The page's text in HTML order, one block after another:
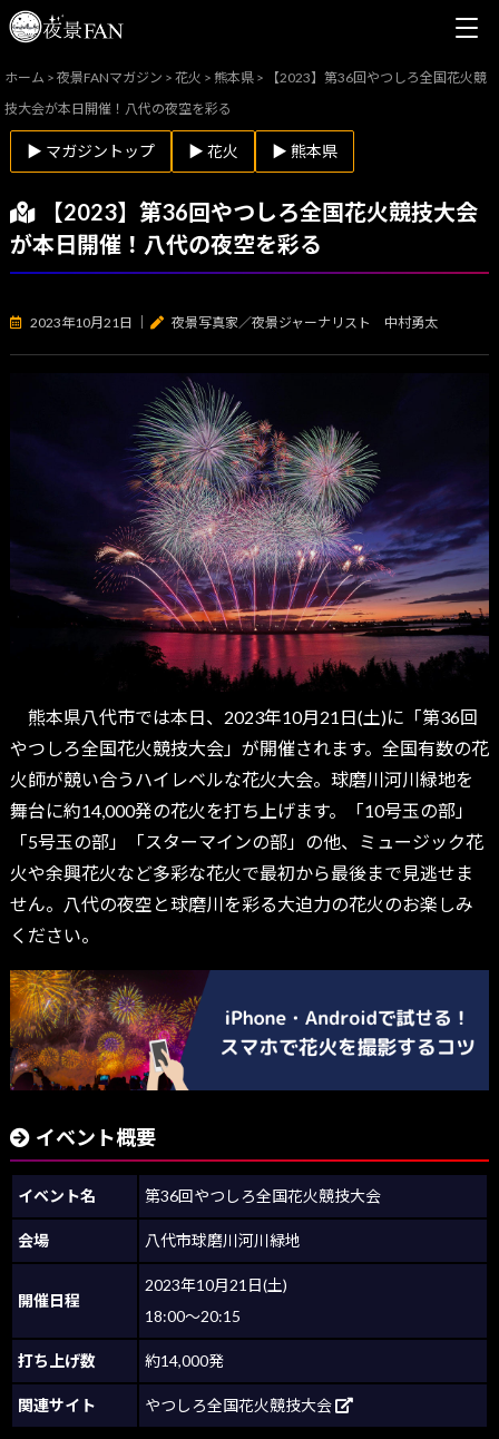
ホーム >夜景FANマガジン >花火 >熊本県 >
【2023】第36回やつしろ全国花火競
技大会が本日開催！八代の夜空を彩る
▶ マガジントップ ▶ 花火 ▶ 熊本県
【2023】第36回やつしろ全国花火競技大会
が本日開催！八代の夜空を彩る
2023年10月21日 夜景写真家／夜景ジャーナリスト 中村勇太
熊本県八代市では本日、2023年10月21日(土)に「第36回
やつしろ全国花火競技大会」が開催されます。全国有数の花
火師が競い合うハイレベルな花火大会。球磨川河川緑地を
舞台に約14,000発の花火を打ち上げます。「10号玉の部」
「5号玉の部」「スターマインの部」の他、ミュージック花
火や余興花火など多彩な花火で最初から最後まで見逃せま
せん。八代の夜空と球磨川を彩る大迫力の花火のお楽しみ
ください。
イベント概要
イベント名 第36回やつしろ全国花火競技大会
会場 八代市球磨川河川緑地
開催日程
2023年10月21日(土)
18:00～20:15
打ち上げ数 約14,000発
関連サイト やつしろ全国花火競技大会